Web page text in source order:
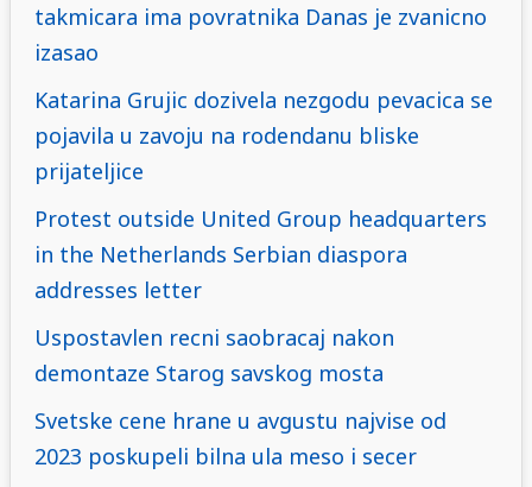
takmicara ima povratnika Danas je zvanicno
izasao
Katarina Grujic dozivela nezgodu pevacica se
pojavila u zavoju na rodendanu bliske
prijateljice
Protest outside United Group headquarters
in the Netherlands Serbian diaspora
addresses letter
Uspostavlen recni saobracaj nakon
demontaze Starog savskog mosta
Svetske cene hrane u avgustu najvise od
2023 poskupeli bilna ula meso i secer